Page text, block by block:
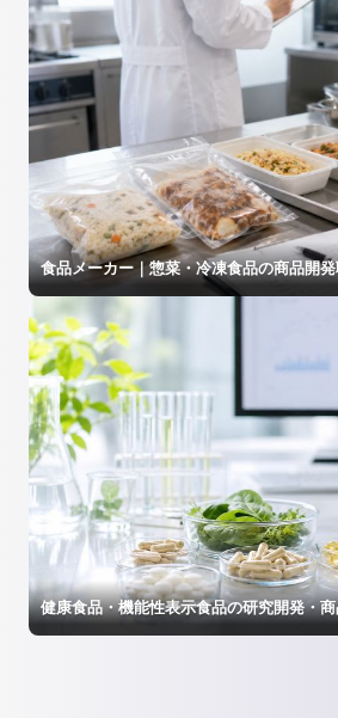
食品メーカー｜惣菜・冷凍食品の商品開
健康食品・機能性表示食品の研究開発・